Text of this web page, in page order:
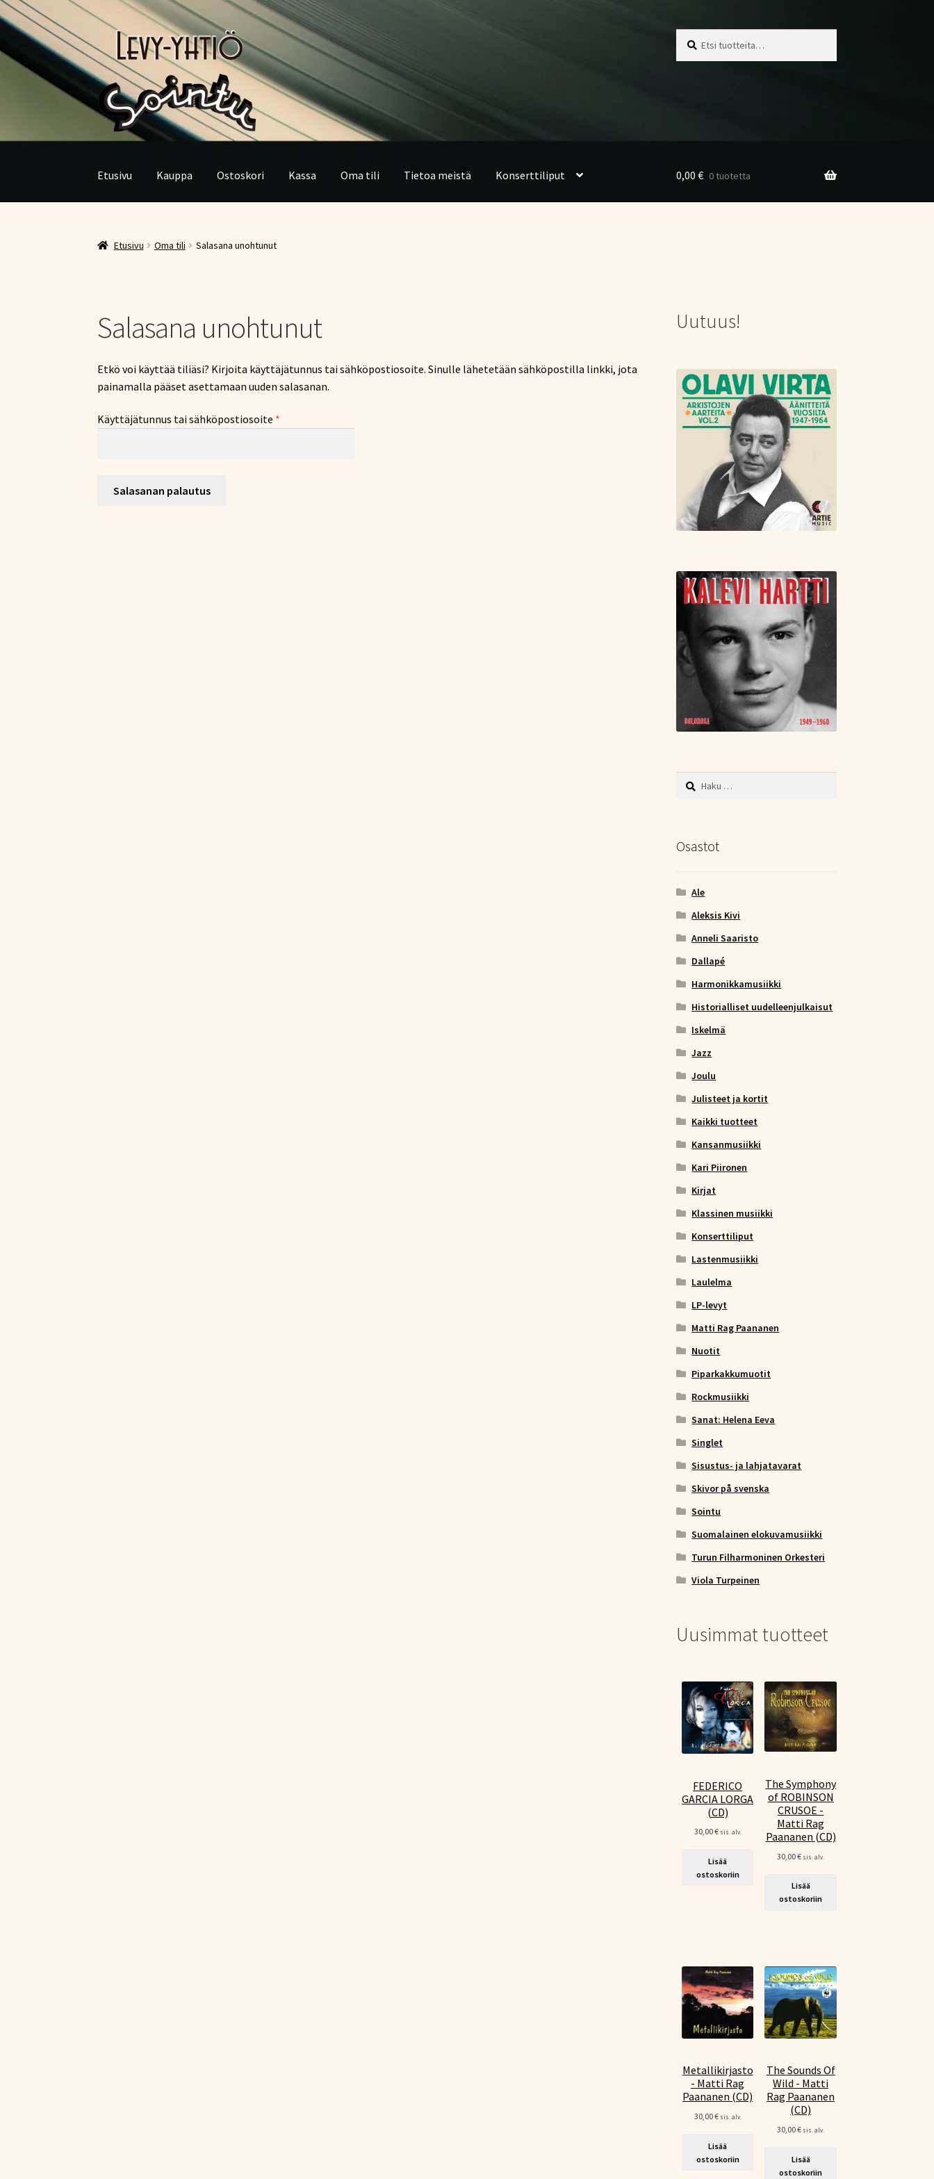
Siirry
navigointiin
Siirry
sisältöön
Etusivu Kauppa Ostoskori Kassa Oma tili Tietoa meistä Konserttiliput 0,00 € 0 tuotetta
Etusivu Oma tili Salasana unohtunut
Salasana unohtunut
Etkö voi käyttää tiliäsi? Kirjoita käyttäjätunnus tai sähköpostiosoite. Sinulle lähetetään sähköpostilla linkki, jota
painamalla pääset asettamaan uuden salasanan.
Käyttäjätunnus tai sähköpostiosoite *
Salasanan palautus
Uutuus!
Haku:
Osastot
Ale
Aleksis Kivi
Anneli Saaristo
Dallapé
Harmonikkamusiikki
Historialliset uudelleenjulkaisut
Iskelmä
Jazz
Joulu
Julisteet ja kortit
Kaikki tuotteet
Kansanmusiikki
Kari Piironen
Kirjat
Klassinen musiikki
Konserttiliput
Lastenmusiikki
Laulelma
LP-levyt
Matti Rag Paananen
Nuotit
Piparkakkumuotit
Rockmusiikki
Sanat: Helena Eeva
Singlet
Sisustus- ja lahjatavarat
Skivor på svenska
Sointu
Suomalainen elokuvamusiikki
Turun Filharmoninen Orkesteri
Viola Turpeinen
Uusimmat tuotteet
FEDERICO
GARCIA LORGA
(CD)
30,00€ sis. alv.
Lisää
ostoskoriin
The Symphony
of ROBINSON
CRUSOE -
Matti Rag
Paananen (CD)
30,00€ sis. alv.
Lisää
ostoskoriin
Metallikirjasto
- Matti Rag
Paananen (CD)
30,00€ sis. alv.
Lisää
ostoskoriin
The Sounds Of
Wild - Matti
Rag Paananen
(CD)
30,00€ sis. alv.
Lisää
ostoskoriin